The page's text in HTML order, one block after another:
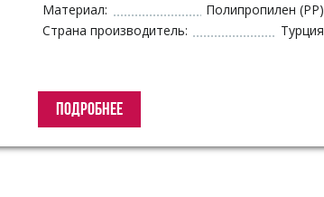
Материал:
Полипропилен (PP)
Страна производитель:
Турция
ПОДРОБНЕЕ